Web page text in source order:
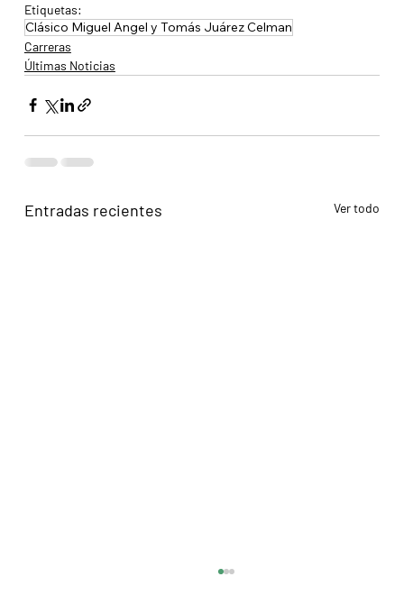
Etiquetas:
Clásico Miguel Angel y Tomás Juárez Celman
Carreras
Últimas Noticias
Entradas recientes Ver todo